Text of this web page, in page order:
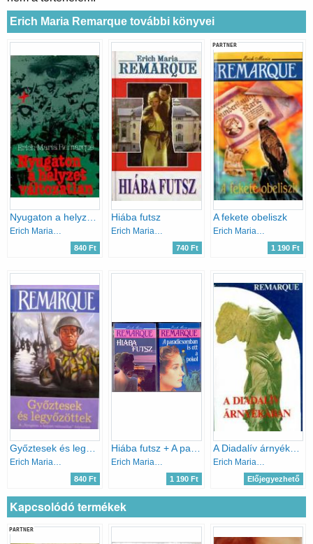
Erich Maria Remarque további könyvei
Nyugaton a helyzet változatlan
Erich Maria Remarque
840 Ft
Hiába futsz
Erich Maria Remarque
740 Ft
PARTNER
A fekete obeliszk
Erich Maria Remarque
1 190 Ft
Erich Maria Remarque
840 Ft
Erich Maria Remarque
1 190 Ft
A Diadalív árnyékában
Erich Maria Remarque
Előjegyezhető
Kapcsolódó termékek
PARTNER